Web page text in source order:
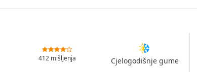
412 mišljenja Cjelogodišnje gume